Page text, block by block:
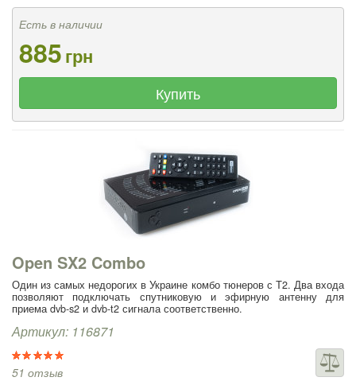
Есть в наличии
885грн
Купить
Open SX2 Combo
Один из самых недорогих в Украине комбо тюнеров с Т2. Два входа
позволяют подключать спутниковую и эфирную антенну для
приема dvb-s2 и dvb-t2 сигнала соответственно.
Артикул: 116871
51 отзыв